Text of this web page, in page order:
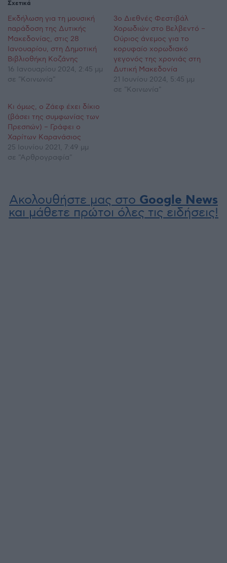
Σχετικά
Εκδήλωση για τη μουσική
παράδοση της Δυτικής
Μακεδονίας, στις 28
Ιανουαρίου, στη Δημοτική
Βιβλιοθήκη Κοζάνης
16 Ιανουαρίου 2024, 2:45 μμ
σε "Κοινωνία"
3ο Διεθνές Φεστιβάλ
Χορωδιών στο Βελβεντό –
Ούριος άνεμος για το
κορυφαίο χορωδιακό
γεγονός της χρονιάς στη
Δυτική Μακεδονία
21 Ιουνίου 2024, 5:45 μμ
σε "Κοινωνία"
Κι όμως, ο Ζάεφ έχει δίκιο
(βάσει της συμφωνίας των
Πρεσπών) – Γράφει ο
Χαρίτων Καρανάσιος
25 Ιουνίου 2021, 7:49 μμ
σε "Αρθρογραφία"
Ακολουθήστε μας στο Google News
και μάθετε πρώτοι όλες τις ειδήσεις!